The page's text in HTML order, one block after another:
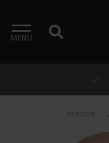
MENU